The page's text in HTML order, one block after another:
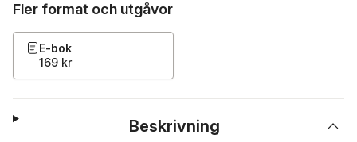
Fler format och utgåvor
E-bok
169 kr
Beskrivning